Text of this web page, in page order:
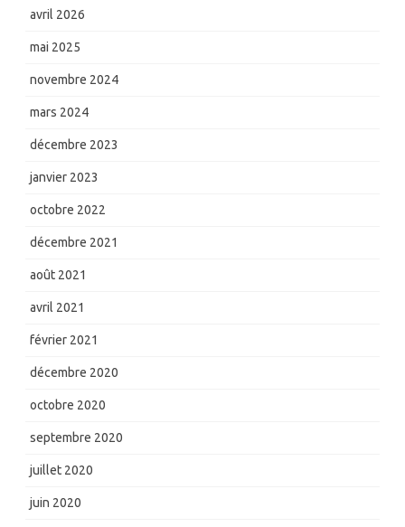
avril 2026
mai 2025
novembre 2024
mars 2024
décembre 2023
janvier 2023
octobre 2022
décembre 2021
août 2021
avril 2021
février 2021
décembre 2020
octobre 2020
septembre 2020
juillet 2020
juin 2020